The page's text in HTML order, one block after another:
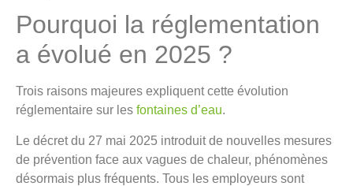
Pourquoi la réglementation
a évolué en 2025 ?
Trois raisons majeures expliquent cette évolution
réglementaire sur les fontaines d’eau.
Le décret du 27 mai 2025 introduit de nouvelles mesures
de prévention face aux vagues de chaleur, phénomènes
désormais plus fréquents. Tous les employeurs sont